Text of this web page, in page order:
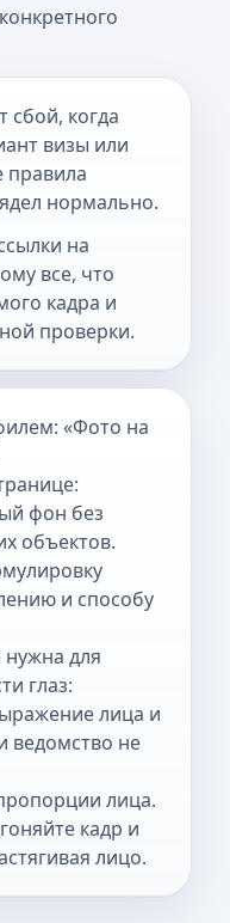
сбой, когда
визы или
правила
нормально.
на
все, что
кадра и
проверки.
«Фото на
фон без
объектов.
и способу
нужна для
глаз:
лица и
ведомство не
лица.
кадр и
лицо.